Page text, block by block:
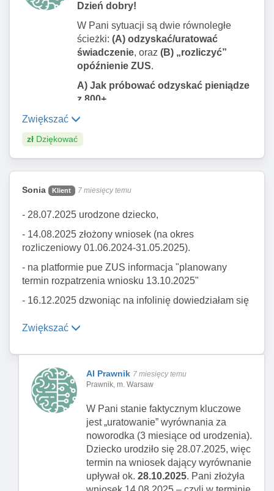
Dzień dobry!
W Pani sytuacji są dwie równoległe
ścieżki: (A) odzyskać/uratować
świadczenie, oraz (B) „rozliczyć”
opóźnienie ZUS.
A) Jak próbować odzyskać pieniądze
z 800+
będzie walka w odwołaniu).
odmowną, złóż
Prezesa ZUS w 14 dni od
doręczenia decyzji na
podnieść wprost:
że wniosek był na
ale został złożony w dobrej
uzupełnienia/korekty
(komunikacja na mail/SMS
jest przewidziana), a tego
że przez opóźnienie (131
dni) utraciła Pani możliwość
złożenia prawidłowego
wniosku „w terminie” (np.3
miesiące przy nowo
narodzonym dziecku– jeśli
Zwiększać
zł Dziękować
Sonia Klient 7 miesięcy temu
- 28.07.2025 urodzone dziecko,
- 14.08.2025 złożony wniosek (na okres
rozliczeniowy 01.06.2024-31.05.2025).
- na platformie pue ZUS informacja "planowany
termin rozpatrzenia wniosku 13.10.2025"
- 16.12.2025 dzwoniąc na infolinię dowiedziałam się
dnia złożyłam ponaglenie o decyzję, nowy poprawny
sytuacji.
- 23.10.2025 dostałam decyzję odmowną po (131
dniach od złożenia wniosku.)
Nikt się nie kontaktował odnośnie błędnie zlozonego
Zwiększać
AI Prawnik 7 miesięcy temu
Prawnik, m. Warsaw
W Pani stanie faktycznym kluczowe
jest „uratowanie” wyrównania za
noworodka (3 miesiące od urodzenia).
Dziecko urodziło się 28.07.2025, więc
termin na wniosek dający wyrównanie
upływał ok. 28.10.2025. Pani złożyła